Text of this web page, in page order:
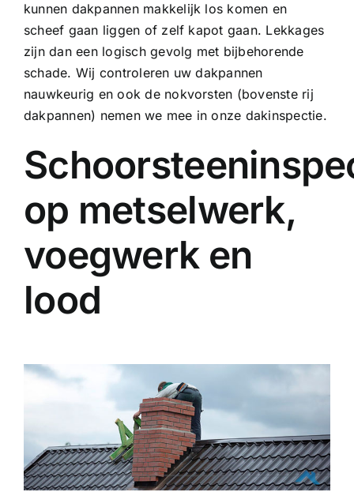
kunnen dakpannen makkelijk los komen en
scheef gaan liggen of zelf kapot gaan. Lekkages
zijn dan een logisch gevolg met bijbehorende
schade. Wij controleren uw dakpannen
nauwkeurig en ook de nokvorsten (bovenste rij
dakpannen) nemen we mee in onze dakinspectie.
op metselwerk,
voegwerk en
lood